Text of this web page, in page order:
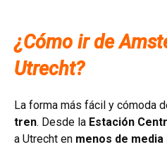
¿Cómo ir de
Utrecht?
La forma más fácil y cómoda
tren. Desde la Estación
a Utrecht en menos de media